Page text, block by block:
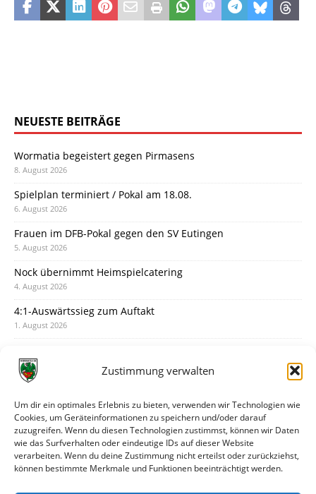
Zustimmung verwalten
Um dir ein optimales Erlebnis zu bieten, verwenden wir Technologien wie
Cookies, um Geräteinformationen zu speichern und/oder darauf
zuzugreifen. Wenn du diesen Technologien zustimmst, können wir Daten
wie das Surfverhalten oder eindeutige IDs auf dieser Website
verarbeiten. Wenn du deine Zustimmung nicht erteilst oder zurückziehst,
können bestimmte Merkmale und Funktionen beeinträchtigt werden.
NEUESTE BEITRÄGE
Wormatia begeistert gegen Pirmasens
8. August 2026
Spielplan terminiert / Pokal am 18.08.
6. August 2026
Frauen im DFB-Pokal gegen den SV Eutingen
5. August 2026
Nock übernimmt Heimspielcatering
4. August 2026
4:1-Auswärtssieg zum Auftakt
1. August 2026
31. Juli 2026
30. Juli 2026
Deine Spielminute: 89+1
28. Juli 2026
Neuer Rückensponsor